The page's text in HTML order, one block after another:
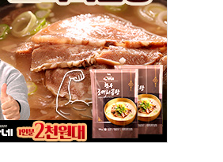
더 큰 변수"
·42일 만 도발
르텔이 습득해 전투 활용